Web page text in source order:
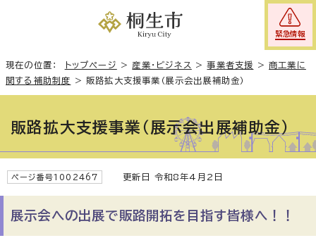
緊急情報
現在の位置： トップページ > 産業・ビジネス >事業者支援 >商工業に
関する補助制度
> 販路拡大支援事業（展示会出展補助金）
販路拡大支援事業（展示会出展補助金）
ページ番号1002467 更新日 令和8年4月2日
展示会への出展で販路開拓を目指す皆様へ！！